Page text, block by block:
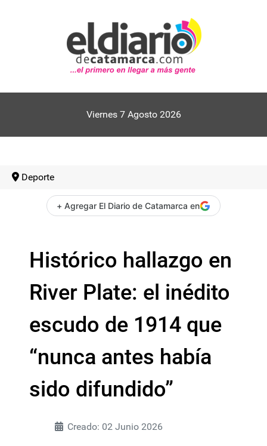
Viernes 7 Agosto 2026
Deporte
+ Agregar El Diario de Catamarca en
Histórico hallazgo en
River Plate: el inédito
escudo de 1914 que
“nunca antes había
sido difundido”
Creado: 02 Junio 2026